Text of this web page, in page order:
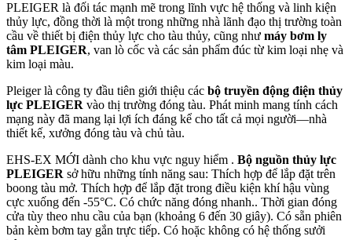
PLEIGER là đối tác mạnh mẽ trong lĩnh vực hệ thống và linh kiện
thủy lực, đồng thời là một trong những nhà lãnh đạo thị trường toàn
cầu về thiết bị điện thủy lực cho tàu thủy, cũng như máy bơm ly
tâm PLEIGER, van lò cốc và các sản phẩm đúc từ kim loại nhẹ và
kim loại màu.
Pleiger là công ty đầu tiên giới thiệu các bộ truyền động điện thủy
lực PLEIGER vào thị trường đóng tàu. Phát minh mang tính cách
mạng này đã mang lại lợi ích đáng kể cho tất cả mọi người—nhà
thiết kế, xưởng đóng tàu và chủ tàu.
EHS-EX MỚI dành cho khu vực nguy hiểm . Bộ nguồn thủy lực
PLEIGER sở hữu những tính năng sau: Thích hợp để lắp đặt trên
boong tàu mở. Thích hợp để lắp đặt trong điều kiện khí hậu vùng
cực xuống đến -55°C. Có chức năng đóng nhanh.. Thời gian đóng
cửa tùy theo nhu cầu của bạn (khoảng 6 đến 30 giây). Có sẵn phiên
bản kèm bơm tay gắn trực tiếp. Có hoặc không có hệ thống sưởi